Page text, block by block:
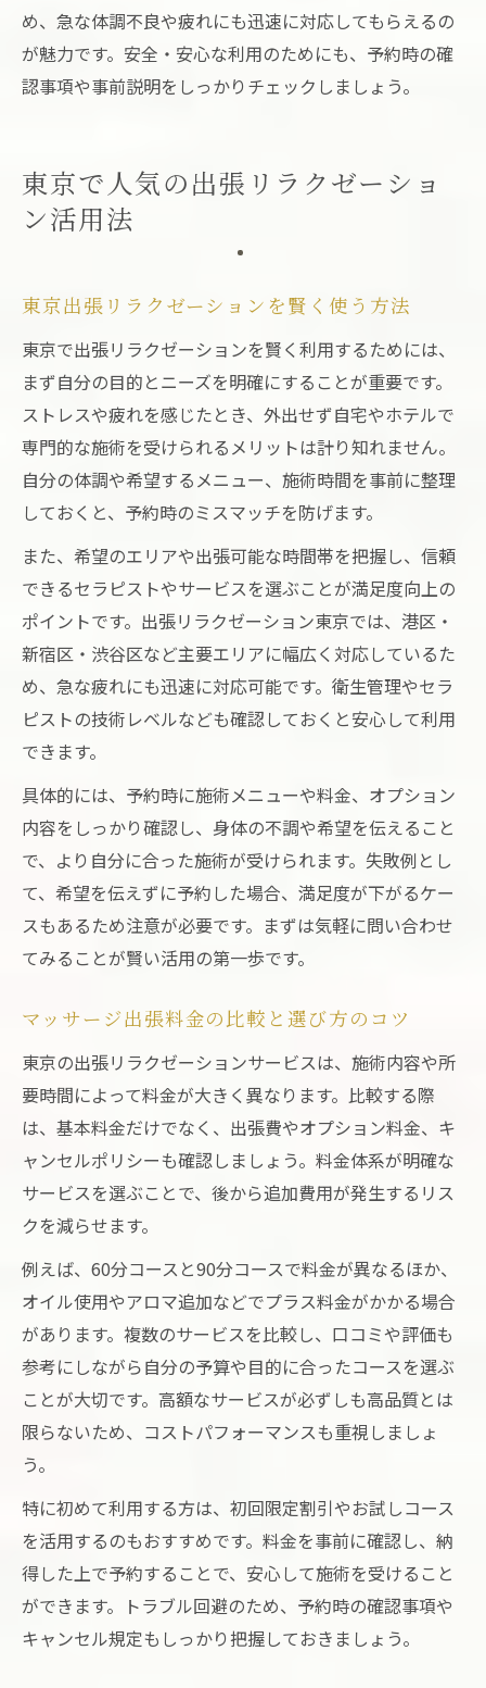
め、急な体調不良や疲れにも迅速に対応してもらえるの
が魅力です。安全・安心な利用のためにも、予約時の確
認事項や事前説明をしっかりチェックしましょう。
東京で人気の出張リラクゼーショ
ン活用法
東京出張リラクゼーションを賢く使う方法
東京で出張リラクゼーションを賢く利用するためには、
まず自分の目的とニーズを明確にすることが重要です。
ストレスや疲れを感じたとき、外出せず自宅やホテルで
専門的な施術を受けられるメリットは計り知れません。
自分の体調や希望するメニュー、施術時間を事前に整理
しておくと、予約時のミスマッチを防げます。
また、希望のエリアや出張可能な時間帯を把握し、信頼
できるセラピストやサービスを選ぶことが満足度向上の
ポイントです。出張リラクゼーション東京では、港区・
新宿区・渋谷区など主要エリアに幅広く対応しているた
め、急な疲れにも迅速に対応可能です。衛生管理やセラ
ピストの技術レベルなども確認しておくと安心して利用
できます。
具体的には、予約時に施術メニューや料金、オプション
内容をしっかり確認し、身体の不調や希望を伝えること
で、より自分に合った施術が受けられます。失敗例とし
て、希望を伝えずに予約した場合、満足度が下がるケー
スもあるため注意が必要です。まずは気軽に問い合わせ
てみることが賢い活用の第一歩です。
マッサージ出張料金の比較と選び方のコツ
東京の出張リラクゼーションサービスは、施術内容や所
要時間によって料金が大きく異なります。比較する際
は、基本料金だけでなく、出張費やオプション料金、キ
ャンセルポリシーも確認しましょう。料金体系が明確な
サービスを選ぶことで、後から追加費用が発生するリス
クを減らせます。
例えば、60分コースと90分コースで料金が異なるほか、
オイル使用やアロマ追加などでプラス料金がかかる場合
があります。複数のサービスを比較し、口コミや評価も
参考にしながら自分の予算や目的に合ったコースを選ぶ
ことが大切です。高額なサービスが必ずしも高品質とは
限らないため、コストパフォーマンスも重視しましょ
う。
特に初めて利用する方は、初回限定割引やお試しコース
を活用するのもおすすめです。料金を事前に確認し、納
得した上で予約することで、安心して施術を受けること
ができます。トラブル回避のため、予約時の確認事項や
キャンセル規定もしっかり把握しておきましょう。